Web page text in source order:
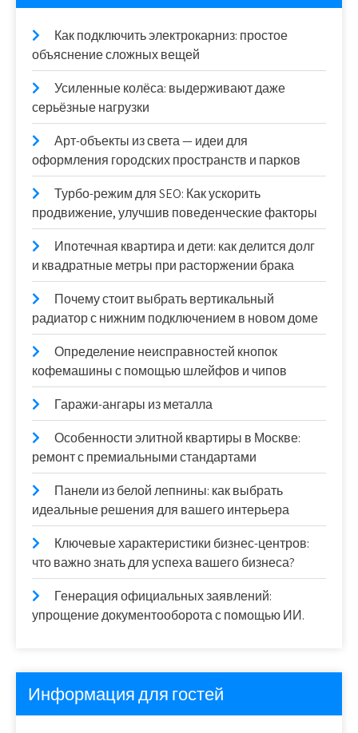
Как подключить электрокарниз: простое
объяснение сложных вещей
Усиленные колёса: выдерживают даже
серьёзные нагрузки
Арт-объекты из света — идеи для
оформления городских пространств и парков
Турбо-режим для SEO: Как ускорить
продвижение, улучшив поведенческие факторы
Ипотечная квартира и дети: как делится долг
и квадратные метры при расторжении брака
Почему стоит выбрать вертикальный
радиатор с нижним подключением в новом доме
Определение неисправностей кнопок
кофемашины с помощью шлейфов и чипов
Гаражи-ангары из металла
Особенности элитной квартиры в Москве:
ремонт с премиальными стандартами
Панели из белой лепнины: как выбрать
идеальные решения для вашего интерьера
Ключевые характеристики бизнес-центров:
что важно знать для успеха вашего бизнеса?
Генерация официальных заявлений:
упрощение документооборота с помощью ИИ.
Информация для гостей